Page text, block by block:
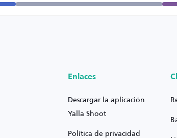
Enlaces
Descargar la aplicación
Yalla Shoot
Política de privacidad